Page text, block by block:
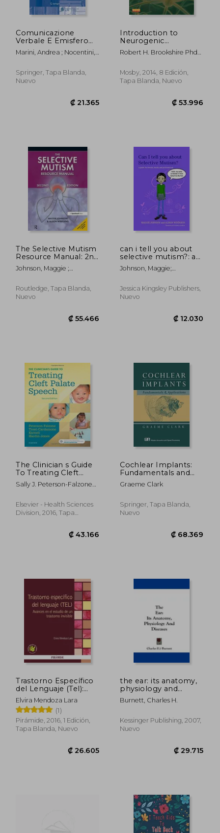
Comunicazione
Verbale E Emisfero
Destro (en Italiano)
Marini, Andrea ; Nocentini,
Springer, Tapa Blanda,
Nuevo
₡ 21.365
Introduction to
Neurogenic
Communication
Disorders (en Inglés)
Robert H. Brookshire Phd
Phd Ccc-Slp Bc-Ncd
Mosby, 2014, 8 Edición,
Tapa Blanda, Nuevo
The Selective Mutism
Resource Manual: 2nd
Edition (en Inglés)
Johnson, Maggie ;
Routledge, Tapa Blanda,
Nuevo
₡ 55.466
can i tell you about
selective mutism?: a
guide for friends,
family and
Inglés)
Johnson, Maggie;
Jessica Kingsley Publishers,
Nuevo
The Clinician s Guide
To Treating Cleft
Palate Speech, 2e (en
Inglés)
Sally J. Peterson-Falzone
Cardamone Phd,michael P.
Karnell Phd,mary A.
Hardin-Jones Phd
Elsevier - Health Sciences
Division, 2016, Tapa
Cochlear Implants:
Fundamentals and
Applications (Modern
Acoustics and Signal
Graeme Clark
Springer, Tapa Blanda,
Nuevo
Trastorno Específico
del Lenguaje (Tel):
Avances en el Estudio
de un Trastorno
Invisible
Elvira Mendoza Lara
(1)
Pirámide, 2016, 1 Edición,
Tapa Blanda, Nuevo
the ear: its anatomy,
physiology and
diseases (en Inglés)
Burnett, Charles H.
Kessinger Publishing, 2007,
Nuevo